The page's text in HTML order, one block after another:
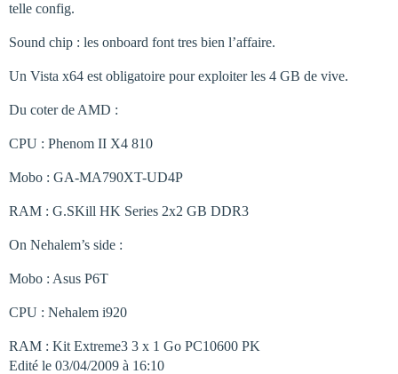
telle config.
Sound chip : les onboard font tres bien l’affaire.
Un Vista x64 est obligatoire pour exploiter les 4 GB de vive.
Du coter de AMD :
CPU : Phenom II X4 810
Mobo : GA-MA790XT-UD4P
RAM : G.SKill HK Series 2x2 GB DDR3
On Nehalem’s side :
Mobo : Asus P6T
CPU : Nehalem i920
RAM : Kit Extreme3 3 x 1 Go PC10600 PK
Edité le 03/04/2009 à 16:10